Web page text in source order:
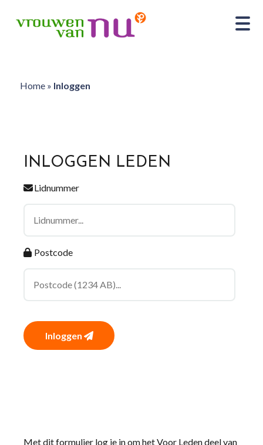
Home» Inloggen
INLOGGEN LEDEN
Lidnummer
Postcode
Inloggen
Met dit formulier log je in om het Voor Leden deel van